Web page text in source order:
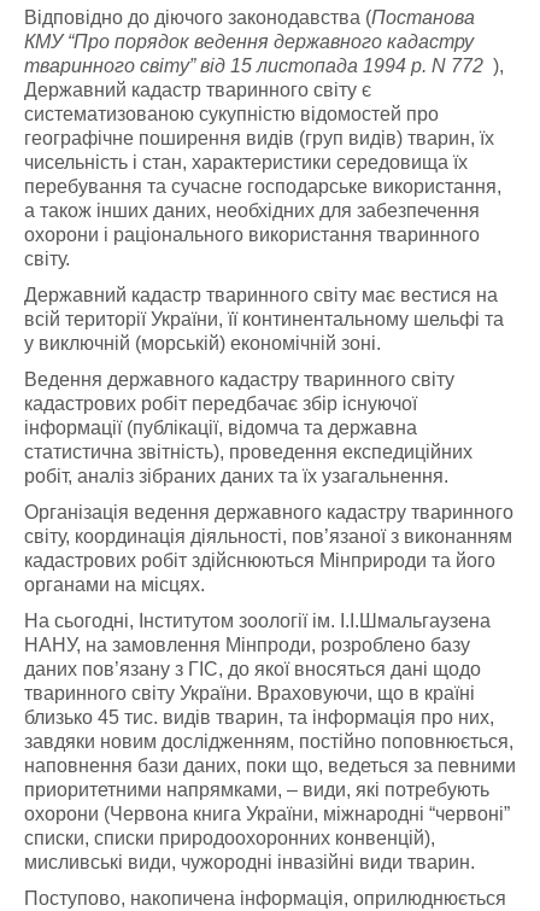
Відповідно до діючого законодавства (Постанова
КМУ “Про порядок ведення державного кадастру
тваринного світу” від 15 листопада 1994 р. N 772 ),
Державний кадастр тваринного світу є
систематизованою сукупністю відомостей про
географічне поширення видів (груп видів) тварин, їх
чисельність і стан, характеристики середовища їх
перебування та сучасне господарське використання,
а також інших даних, необхідних для забезпечення
охорони і раціонального використання тваринного
світу.
Державний кадастр тваринного світу має вестися на
всій території України, її континентальному шельфі та
у виключній (морській) економічній зоні.
Ведення державного кадастру тваринного світу
кадастрових робіт передбачає збір існуючої
інформації (публікації, відомча та державна
статистична звітність), проведення експедиційних
робіт, аналіз зібраних даних та їх узагальнення.
Організація ведення державного кадастру тваринного
світу, координація діяльності, пов’язаної з виконанням
кадастрових робіт здійснюються Мінприроди та його
органами на місцях.
На сьогодні, Інститутом зоології ім. І.І.Шмальгаузена
НАНУ, на замовлення Мінпроди, розроблено базу
даних пов’язану з ГІС, до якої вносяться дані щодо
тваринного світу України. Враховуючи, що в країні
близько 45 тис. видів тварин, та інформація про них,
завдяки новим дослідженням, постійно поповнюється,
наповнення бази даних, поки що, ведеться за певними
приоритетними напрямками, – види, які потребують
охорони (Червона книга України, міжнародні “червоні”
списки, списки природоохоронних конвенцій),
мисливські види, чужородні інвазійні види тварин.
Поступово, накопичена інформація, оприлюднюється